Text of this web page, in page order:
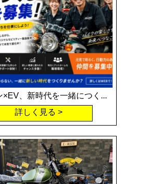
×EV、新時代を一緒につく...
詳しく見る